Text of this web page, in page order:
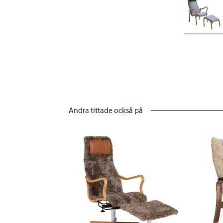
Andra tittade också på